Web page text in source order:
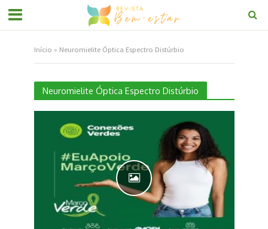
Início » Neuromielite Óptica Espectro Distúrbio
Neuromielite Óptica Espectro Distúrbio